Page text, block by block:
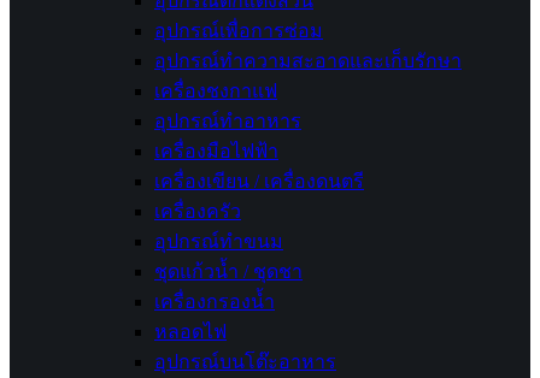
อุปกรณ์เพื่อการซ่อม
อุปกรณ์ทำความสะอาดและเก็บรักษา
เครื่องชงกาแฟ
อุปกรณ์ทำอาหาร
เครื่องมือไฟฟ้า
เครื่องเขียน / เครื่องดนตรี
เครื่องครัว
อุปกรณ์ทำขนม
ชุดแก้วน้ำ / ชุดชา
เครื่องกรองน้ำ
หลอดไฟ
อุปกรณ์บนโต๊ะอาหาร